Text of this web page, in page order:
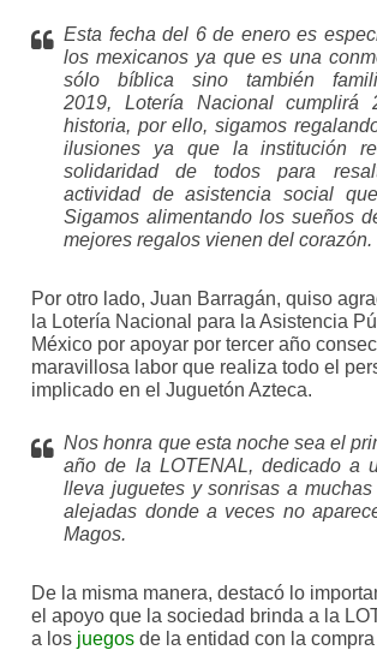
Esta fecha del 6 de enero es
los mexicanos ya que es una
sólo bíblica sino también
2019, Lotería Nacional cumplirá
historia, por ello, sigamos
ilusiones ya que la institución
solidaridad de todos para
actividad de asistencia social
Sigamos alimentando los sueños
mejores regalos vienen del corazón.
Por otro lado, Juan Barragán, quiso
la Lotería Nacional para la Asistencia
México por apoyar por tercer año
maravillosa labor que realiza todo el
implicado en el Juguetón Azteca.
Nos honra que esta noche sea el
año de la LOTENAL, dedicado a
lleva juguetes y sonrisas a
alejadas donde a veces no
Magos.
De la misma manera, destacó lo
el apoyo que la sociedad brinda a la
a los juegos de la entidad con la